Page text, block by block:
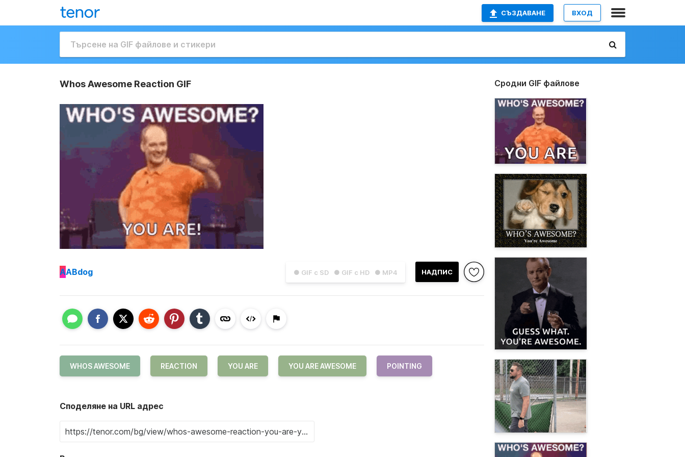
СЪЗДАВАНЕ ВХОД
Whos Awesome Reaction GIF
● GIF с SD ● GIF с HD ● MP4 НАДПИС
AABdog
WHOS AWESOME REACTION YOU ARE YOU ARE AWESOME POINTING
Споделяне на URL адрес
Сродни GIF файлове